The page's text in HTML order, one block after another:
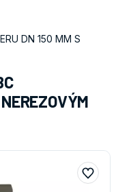
DN 150 MM S